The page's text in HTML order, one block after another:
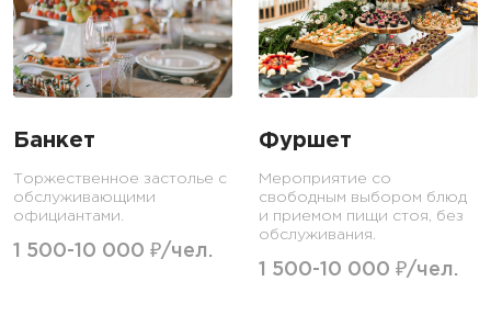
Банкет
Торжественное застолье с
обслуживающими
официантами.
1 500-10 000 ₽/чел.
Фуршет
Мероприятие со
свободным выбором блюд
и приемом пищи стоя, без
обслуживания.
1 500-10 000 ₽/чел.